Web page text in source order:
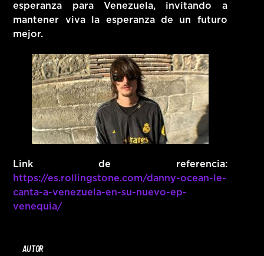
esperanza para Venezuela, invitando a
mantener viva la esperanza de un futuro
mejor.
Link de referencia:
https://es.rollingstone.com/danny-ocean-le-
canta-a-venezuela-en-su-nuevo-ep-
venequia/
AUTOR